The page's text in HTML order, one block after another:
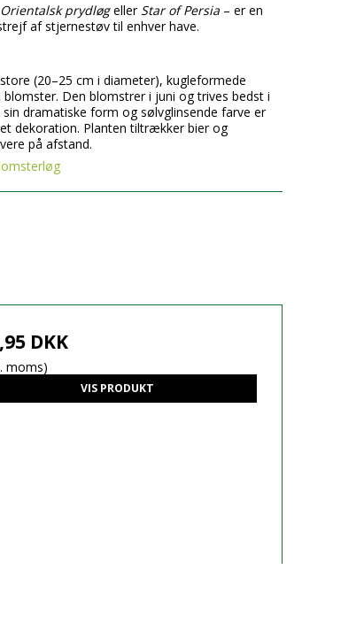
Orientalsk prydløgeller Star of Persia – er en
af stjernestøv til enhver have.
(20–25 cm i diameter), kugleformede
Den blomstrer i juni og trives bedst i
dramatiske form og sølvglinsende farve er
dekoration. Planten tiltrækker bier og
på afstand.
DKK
moms)
VIS PRODUKT